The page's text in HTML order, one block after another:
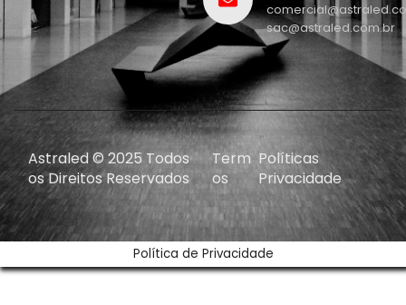
sac@astraled.com.br
Astraled © 2025 Todos
os Direitos Reservados
Term
os
Políticas
Privacidade
Política de Privacidade